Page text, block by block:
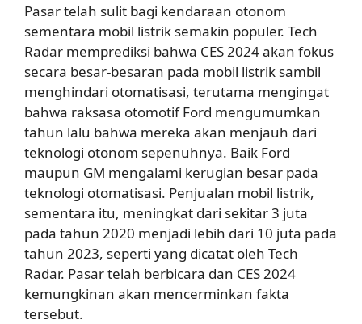
Pasar telah sulit bagi kendaraan otonom
sementara mobil listrik semakin populer. Tech
Radar memprediksi bahwa CES 2024 akan fokus
secara besar-besaran pada mobil listrik sambil
menghindari otomatisasi, terutama mengingat
bahwa raksasa otomotif Ford mengumumkan
tahun lalu bahwa mereka akan menjauh dari
teknologi otonom sepenuhnya. Baik Ford
maupun GM mengalami kerugian besar pada
teknologi otomatisasi. Penjualan mobil listrik,
sementara itu, meningkat dari sekitar 3 juta
pada tahun 2020 menjadi lebih dari 10 juta pada
tahun 2023, seperti yang dicatat oleh Tech
Radar. Pasar telah berbicara dan CES 2024
kemungkinan akan mencerminkan fakta
tersebut.